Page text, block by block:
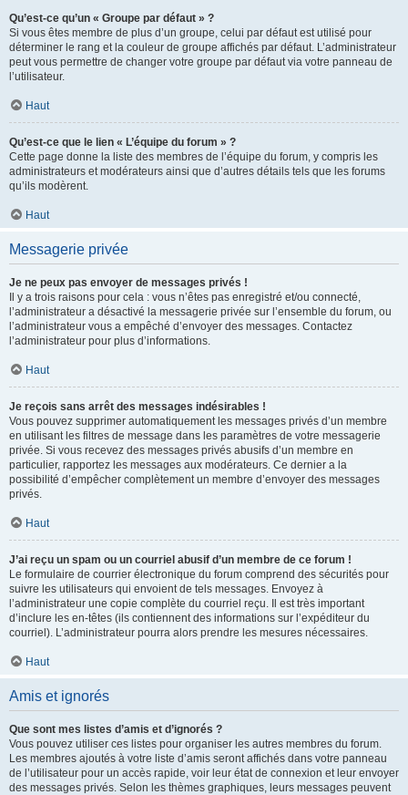
Qu’est-ce qu’un « Groupe par défaut » ?
Si vous êtes membre de plus d’un groupe, celui par défaut est utilisé pour
déterminer le rang et la couleur de groupe affichés par défaut. L’administrateur
peut vous permettre de changer votre groupe par défaut via votre panneau de
l’utilisateur.
Haut
Qu’est-ce que le lien « L’équipe du forum » ?
Cette page donne la liste des membres de l’équipe du forum, y compris les
administrateurs et modérateurs ainsi que d’autres détails tels que les forums
qu’ils modèrent.
Haut
Messagerie privée
Je ne peux pas envoyer de messages privés !
Il y a trois raisons pour cela : vous n’êtes pas enregistré et/ou connecté,
l’administrateur a désactivé la messagerie privée sur l’ensemble du forum, ou
l’administrateur vous a empêché d’envoyer des messages. Contactez
l’administrateur pour plus d’informations.
Haut
Je reçois sans arrêt des messages indésirables !
Vous pouvez supprimer automatiquement les messages privés d’un membre
en utilisant les filtres de message dans les paramètres de votre messagerie
privée. Si vous recevez des messages privés abusifs d’un membre en
particulier, rapportez les messages aux modérateurs. Ce dernier a la
possibilité d’empêcher complètement un membre d’envoyer des messages
privés.
Haut
J’ai reçu un spam ou un courriel abusif d’un membre de ce forum !
Le formulaire de courrier électronique du forum comprend des sécurités pour
suivre les utilisateurs qui envoient de tels messages. Envoyez à
l’administrateur une copie complète du courriel reçu. Il est très important
d’inclure les en-têtes (ils contiennent des informations sur l’expéditeur du
courriel). L’administrateur pourra alors prendre les mesures nécessaires.
Haut
Amis et ignorés
Que sont mes listes d’amis et d’ignorés ?
Vous pouvez utiliser ces listes pour organiser les autres membres du forum.
Les membres ajoutés à votre liste d’amis seront affichés dans votre panneau
de l’utilisateur pour un accès rapide, voir leur état de connexion et leur envoyer
des messages privés. Selon les thèmes graphiques, leurs messages peuvent